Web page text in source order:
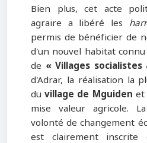
Bien plus, cet acte
agraire a libéré les
permis de bénéficier de
d'un nouvel habitat
de « Villages socialistes
d'Adrar, la réalisation la
duvillage de Mguiden
mise valeur agricole.
volonté de changement
est clairement inscrite